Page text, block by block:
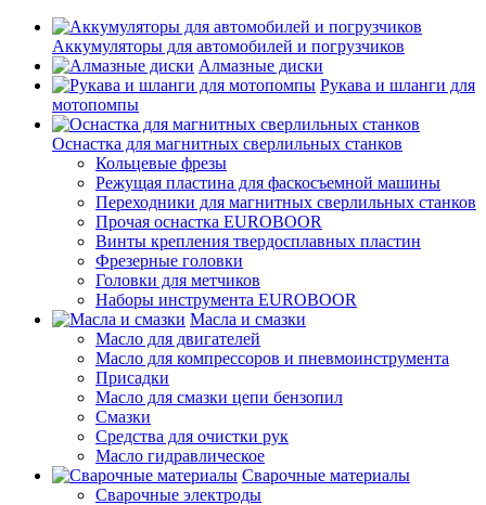
Аккумуляторы для автомобилей и погрузчиков
Алмазные диски
Рукава и шланги для
мотопомпы
Оснастка для магнитных сверлильных станков
Кольцевые фрезы
Режущая пластина для фаскосъемной машины
Переходники для магнитных сверлильных станков
Прочая оснастка EUROBOOR
Винты крепления твердосплавных пластин
Фрезерные головки
Головки для метчиков
Наборы инструмента EUROBOOR
Масла и смазки
Масло для двигателей
Масло для компрессоров и пневмоинструмента
Присадки
Масло для смазки цепи бензопил
Смазки
Средства для очистки рук
Масло гидравлическое
Сварочные материалы
Сварочные электроды